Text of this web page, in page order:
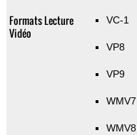
Formats Lecture
Vidéo
VC-1
VP8
VP9
WMV7
WMV8